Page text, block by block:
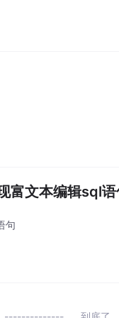
富文本编辑sql语
句